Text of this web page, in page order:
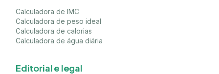
Calculadora de IMC
Calculadora de peso ideal
Calculadora de calorias
Calculadora de água diária
Editorial e legal